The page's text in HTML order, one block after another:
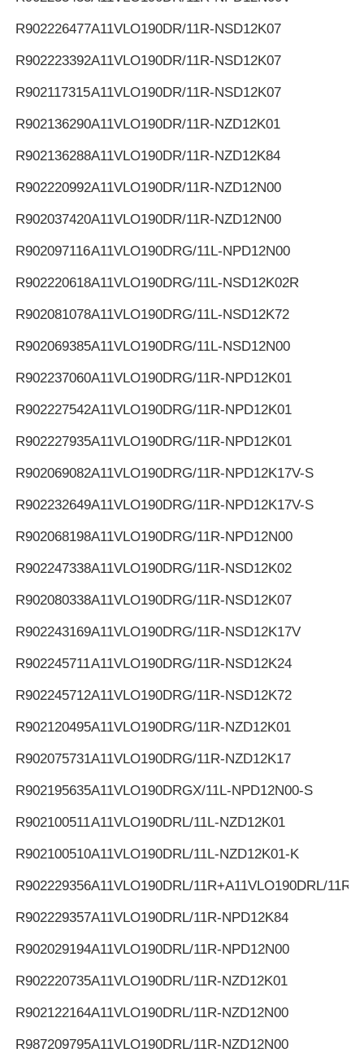
R902226477A11VLO190DR/11R-NSD12K07
R902223392A11VLO190DR/11R-NSD12K07
R902117315A11VLO190DR/11R-NSD12K07
R902136290A11VLO190DR/11R-NZD12K01
R902136288A11VLO190DR/11R-NZD12K84
R902220992A11VLO190DR/11R-NZD12N00
R902037420A11VLO190DR/11R-NZD12N00
R902097116A11VLO190DRG/11L-NPD12N00
R902220618A11VLO190DRG/11L-NSD12K02R
R902081078A11VLO190DRG/11L-NSD12K72
R902069385A11VLO190DRG/11L-NSD12N00
R902237060A11VLO190DRG/11R-NPD12K01
R902227542A11VLO190DRG/11R-NPD12K01
R902227935A11VLO190DRG/11R-NPD12K01
R902069082A11VLO190DRG/11R-NPD12K17V-S
R902232649A11VLO190DRG/11R-NPD12K17V-S
R902068198A11VLO190DRG/11R-NPD12N00
R902247338A11VLO190DRG/11R-NSD12K02
R902080338A11VLO190DRG/11R-NSD12K07
R902243169A11VLO190DRG/11R-NSD12K17V
R902245711A11VLO190DRG/11R-NSD12K24
R902245712A11VLO190DRG/11R-NSD12K72
R902120495A11VLO190DRG/11R-NZD12K01
R902075731A11VLO190DRG/11R-NZD12K17
R902195635A11VLO190DRGX/11L-NPD12N00-S
R902100511A11VLO190DRL/11L-NZD12K01
R902100510A11VLO190DRL/11L-NZD12K01-K
R902229356A11VLO190DRL/11R+A11VLO190DRL/11R
R902229357A11VLO190DRL/11R-NPD12K84
R902029194A11VLO190DRL/11R-NPD12N00
R902220735A11VLO190DRL/11R-NZD12K01
R902122164A11VLO190DRL/11R-NZD12N00
R987209795A11VLO190DRL/11R-NZD12N00